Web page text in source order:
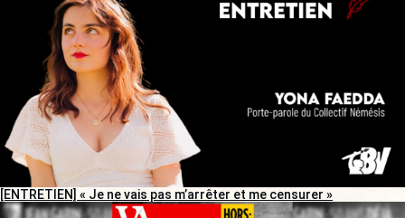
[ENTRETIEN] « Je ne vais pas m’arrêter et me censurer »